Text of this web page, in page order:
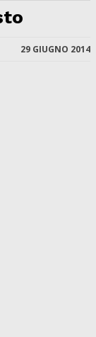
29 GIUGNO 2014